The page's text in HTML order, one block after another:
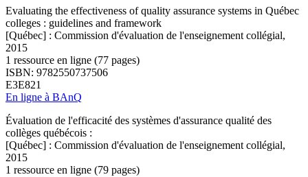
Evaluating the effectiveness of quality assurance systems in Québec
colleges : guidelines and framework
[Québec] : Commission d'évaluation de l'enseignement collégial,
2015
1 ressource en ligne (77 pages)
ISBN: 9782550737506
E3E821
En ligne à BAnQ
Évaluation de l'efficacité des systèmes d'assurance qualité des
collèges québécois :
[Québec] : Commission d'évaluation de l'enseignement collégial,
2015
1 ressource en ligne (79 pages)